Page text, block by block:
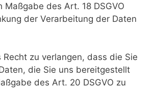
Maßgabe des Art. 18 DSGVO
der Verarbeitung der Daten
Recht zu verlangen, dass die Sie
die Sie uns bereitgestellt
des Art. 20 DSGVO zu